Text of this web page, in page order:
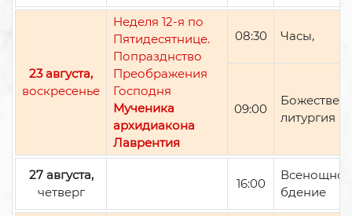
23 августа,
воскресенье
Неделя 12-я по
Пятидесятнице.
Попразднство
Преображения
Господня
Мученика
архидиакона
Лаврентия
08:30 Часы,
09:00
литургия
27 августа,
четверг
16:00
Всенощное
бдение